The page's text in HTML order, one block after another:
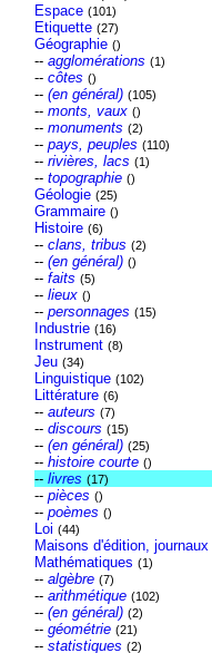
Espace (101)
Etiquette (27)
Géographie ()
-- agglomérations (1)
-- côtes ()
-- (en général) (105)
-- monts, vaux ()
-- monuments (2)
-- pays, peuples (110)
-- rivières, lacs (1)
-- topographie ()
Géologie (25)
Grammaire ()
Histoire (6)
-- clans, tribus (2)
-- (en général) ()
-- faits (5)
-- lieux ()
-- personnages (15)
Industrie (16)
Instrument (8)
Jeu (34)
Linguistique (102)
Littérature (6)
-- auteurs (7)
-- discours (15)
-- (en général) (25)
-- histoire courte ()
-- livres (17)
-- pièces ()
-- poèmes ()
Loi (44)
Maisons d'édition, journaux
Mathématiques (1)
-- algèbre (7)
-- arithmétique (102)
-- (en général) (2)
-- géométrie (21)
-- statistiques (2)